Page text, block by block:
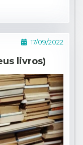
17/09/2022
livros)